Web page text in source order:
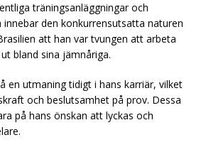
träningsanläggningar och
den konkurrensutsatta naturen
att han var tvungen att arbeta
bland sina jämnåriga.
en utmaning tidigt i hans karriär, vilket
och beslutsamhet på prov. Dessa
på hans önskan att lyckas och